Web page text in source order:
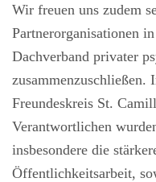
Wir freuen uns zudem
Partnerorganisationen
Dachverband privater
zusammenzuschließen.
Freundeskreis St.
Verantwortlichen
insbesondere die
Öffentlichkeitsarbeit,